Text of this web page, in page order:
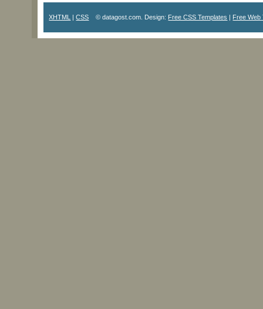
XHTML |CSS © datagost.com. Design: Free CSS Templates | Free Web